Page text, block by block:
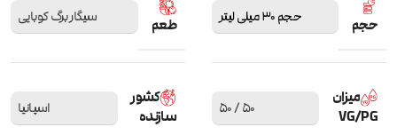
حجم حجم 30 میلی لیتر طعم سیگار برگ کوبایی
میزان
VG/PG
50 / 50
کشور
سازنده
اسپانیا